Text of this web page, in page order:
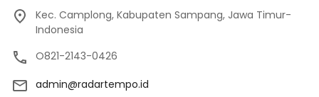
Kec. Camplong, Kabupaten Sampang, Jawa Timur-
Indonesia
O821-2143-0426
admin@radartempo.id